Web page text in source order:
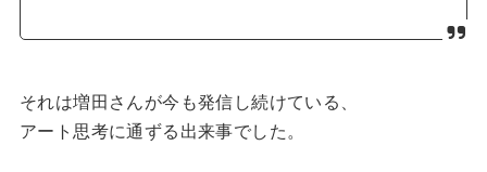
それは増田さんが今も発信し続けている、
アート思考に通ずる出来事でした。